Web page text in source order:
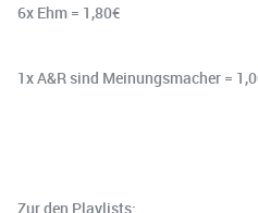
6x Ehm = 1,80€
1x A&R sind Meinungsmacher =
Zur den Playlists: